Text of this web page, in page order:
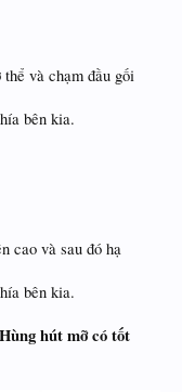
và chạm đầu gối
bên kia.
cao và sau đó hạ
bên kia.
hút mỡ có tốt